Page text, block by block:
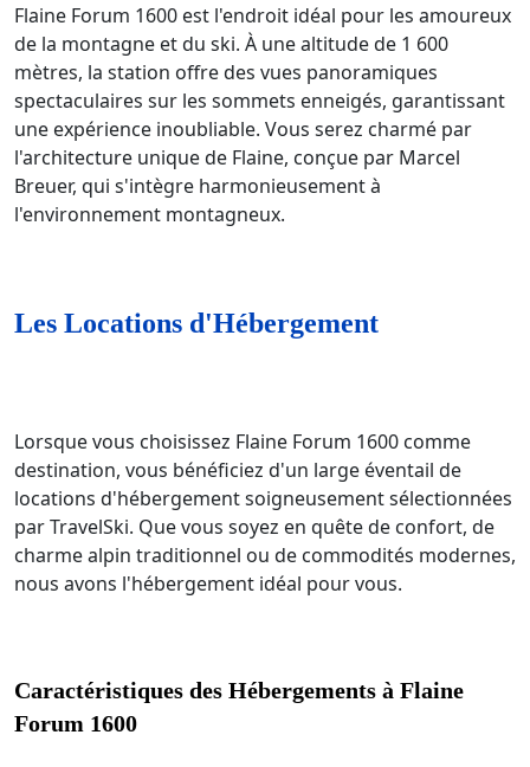
Flaine Forum 1600 est l'endroit idéal pour les amoureux
de la montagne et du ski. À une altitude de 1 600
mètres, la station offre des vues panoramiques
spectaculaires sur les sommets enneigés, garantissant
une expérience inoubliable. Vous serez charmé par
l'architecture unique de Flaine, conçue par Marcel
Breuer, qui s'intègre harmonieusement à
l'environnement montagneux.
Les Locations d'Hébergement
Lorsque vous choisissez Flaine Forum 1600 comme
destination, vous bénéficiez d'un large éventail de
locations d'hébergement soigneusement sélectionnées
par TravelSki. Que vous soyez en quête de confort, de
charme alpin traditionnel ou de commodités modernes,
nous avons l'hébergement idéal pour vous.
Caractéristiques des Hébergements à Flaine
Forum 1600